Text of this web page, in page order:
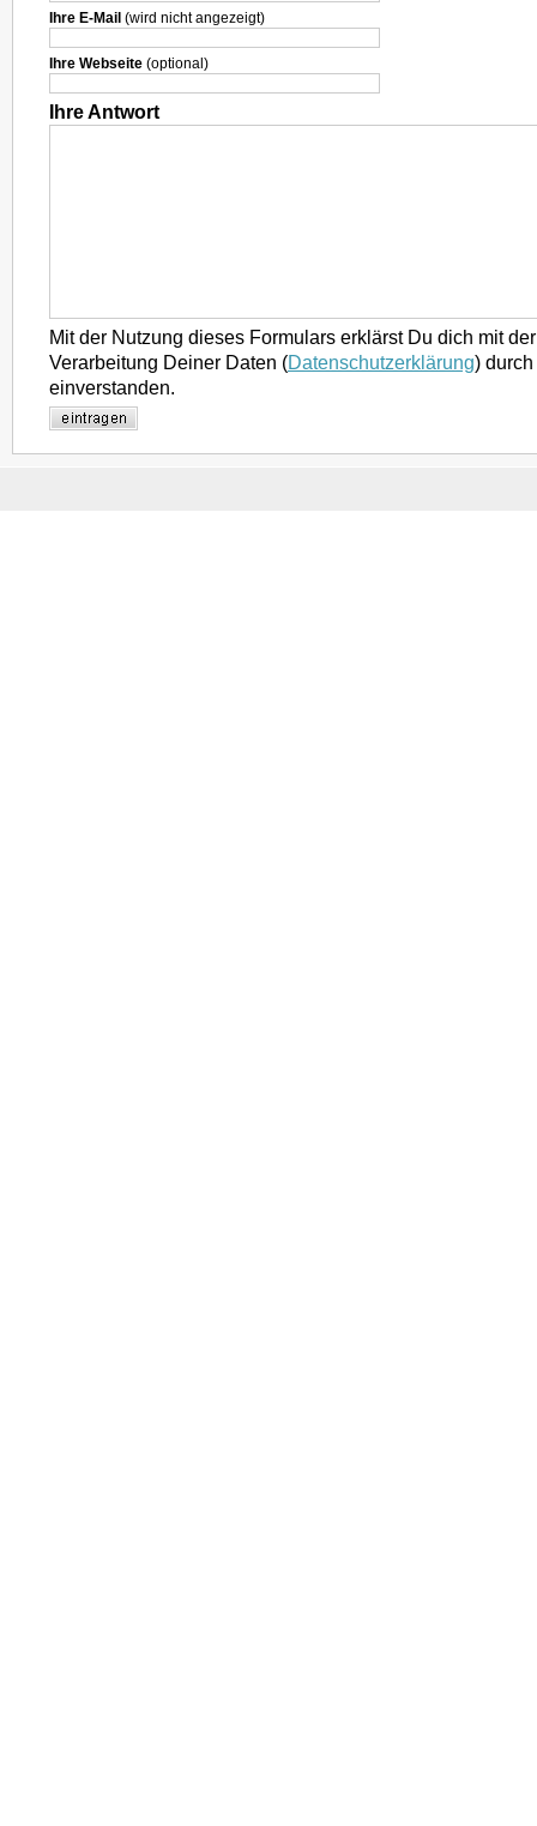
Ihre E-Mail (wird nicht angezeigt)
Ihre Webseite (optional)
Ihre Antwort
Mit der Nutzung dieses Formulars erklärst Du dich mit
Verarbeitung Deiner Daten (Datenschutzerklärung)
einverstanden.